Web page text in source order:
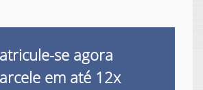
se agora
em até 12x